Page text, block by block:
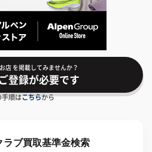
店 を掲載してみませんか？
登録が必要です
順はこちらから
ラブ買取基準金検索